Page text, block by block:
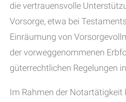
die vertrauensvolle
Vorsorge, etwa bei
Einräumung von
der vorweggenommenen
güterrechtlichen Regelungen
Im Rahmen der